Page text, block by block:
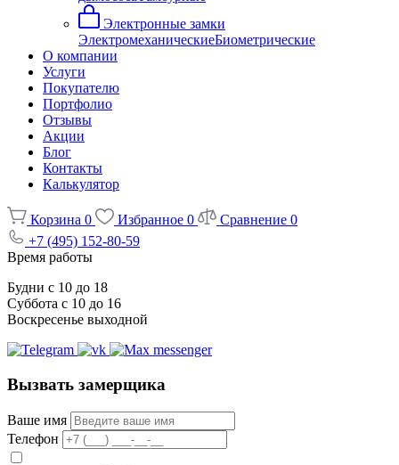
Электронные замки
ЭлектромеханическиеБиометрические
О компании
Услуги
Покупателю
Портфолио
Отзывы
Акции
Блог
Контакты
Калькулятор
Корзина 0 Избранное 0 Сравнение 0
+7 (495) 152-80-59
Время работы
Будни с 10 до 18
Суббота с 10 до 16
Воскресенье выходной
Вызвать замерщика
Ваше имя
Телефон